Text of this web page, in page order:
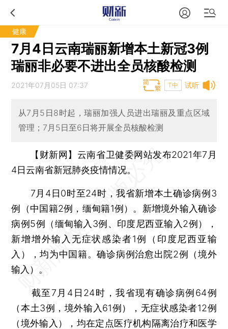
健康
7月4日云南瑞丽新增本土新冠3例
瑞丽非必要不进出全员核酸检测
试听
2021年07月05日 07:37 T中
从7月5日8时起，瑞丽加强人员进出瑞丽及重点区域
管理；7月5日至6日将开展全员核酸检测
【财新网】 云南省卫健委网站发布2021年7月
4日云南省新冠肺炎疫情情况。
7月4日0时至24时，我省新增本土确诊病例3
例（中国籍2例，缅甸籍1例）。新增境外输入确诊
病例5例（缅甸输入3例、印度尼西亚输入2例），
新增增外输入无症状感染者1例（印度尼西亚输
入），均为中国籍。确诊病例治愈出院2例（境外
输入）。
截至7月4日24时，我省现有确诊病例64例
（本土3例，境外输入61例），无症状感染者12例
（境外输入），均在定点医疗机构隔离治疗和医学